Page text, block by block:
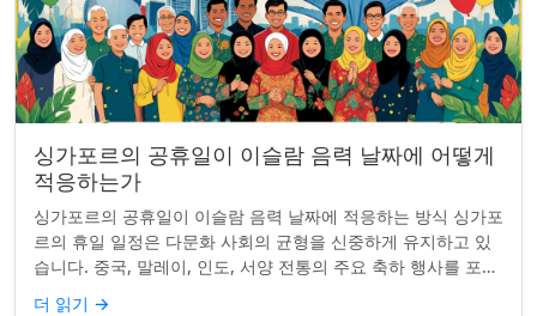
싱가포르의 공휴일이 이슬람 음력 날짜에 어떻게
적응하는가
싱가포르의 공휴일이 이슬람 음력 날짜에 적응하는 방식 싱가포
르의 휴일 일정은 다문화 사회의 균형을 신중하게 유지하고 있
습니다. 중국, 말레이, 인도, 서양 전통의 주요 축하 행사를 포함
하여, 나라의 다양성을 반영합니...
더 읽기 →